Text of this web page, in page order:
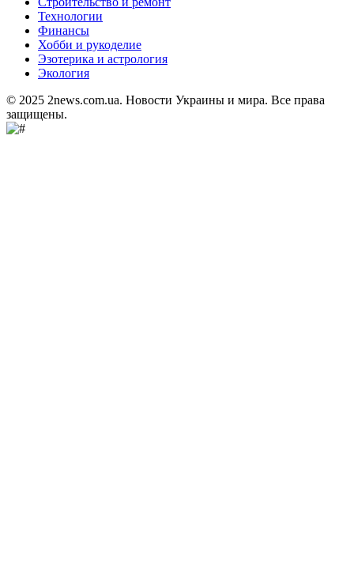
Технологии
Финансы
Хобби и рукоделие
Эзотерика и астрология
Экология
© 2025 2news.com.ua. Новости Украины и мира. Все права
защищены.